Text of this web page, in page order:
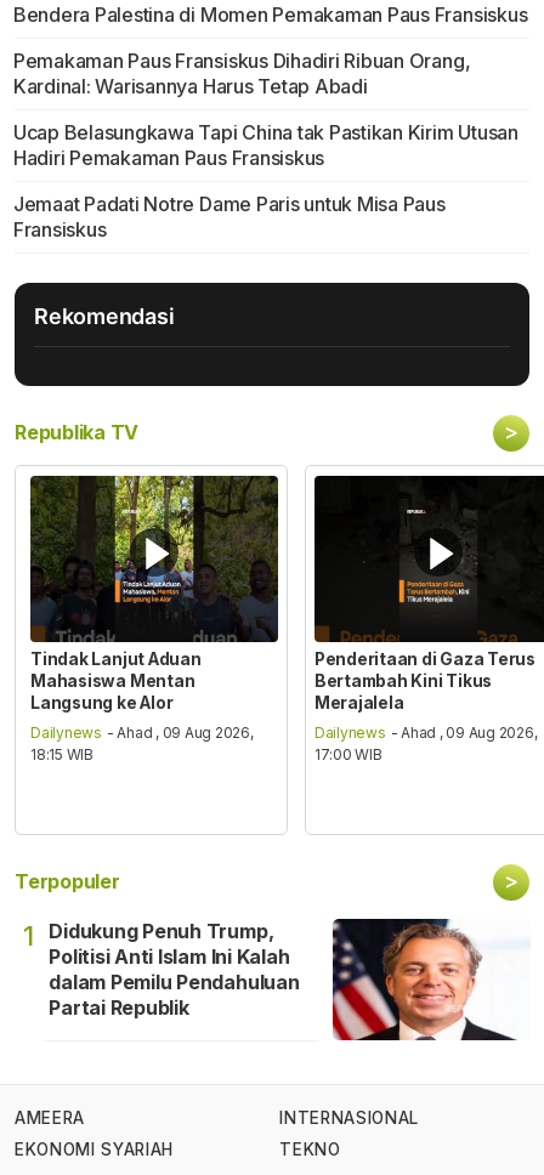
Bendera Palestina di Momen Pemakaman Paus Fransiskus
Pemakaman Paus Fransiskus Dihadiri Ribuan Orang,
Kardinal: Warisannya Harus Tetap Abadi
Ucap Belasungkawa Tapi China tak Pastikan Kirim Utusan
Hadiri Pemakaman Paus Fransiskus
Jemaat Padati Notre Dame Paris untuk Misa Paus
Fransiskus
Rekomendasi
Republika TV >
Tindak Lanjut Aduan
Mahasiswa Mentan
Langsung ke Alor
Dailynews - Ahad , 09 Aug 2026,
18:15 WIB
Penderitaan di Gaza Terus
Bertambah Kini Tikus
Merajalela
Dailynews - Ahad , 09 Aug 2026,
17:00 WIB
Terpopuler >
1
Didukung Penuh Trump,
Politisi Anti Islam Ini Kalah
dalam Pemilu Pendahuluan
Partai Republik
AMEERA
EKONOMI SYARIAH
INTERNASIONAL
TEKNO